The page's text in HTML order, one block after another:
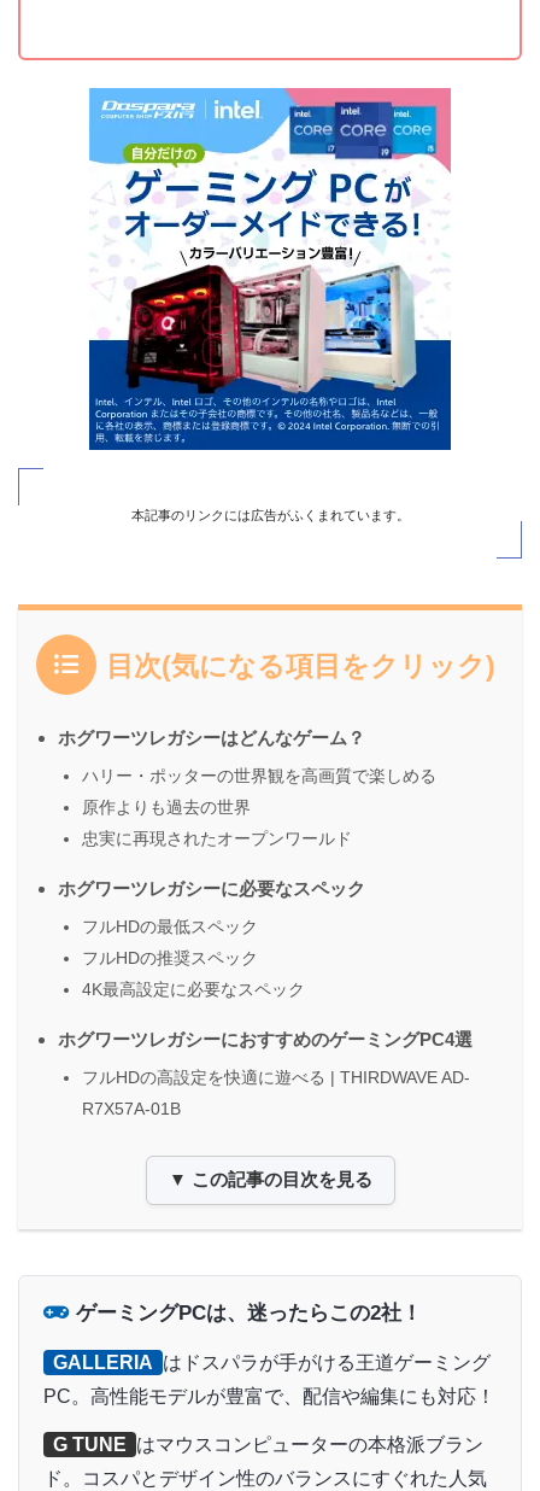
本記事のリンクには広告がふくまれています。
目次(気になる項目をクリック)
ホグワーツレガシーはどんなゲーム？
ハリー・ポッターの世界観を高画質で楽しめる
原作よりも過去の世界
忠実に再現されたオープンワールド
ホグワーツレガシーに必要なスペック
フルHDの最低スペック
フルHDの推奨スペック
4K最高設定に必要なスペック
ホグワーツレガシーにおすすめのゲーミングPC4選
フルHDの高設定を快適に遊べる | THIRDWAVE AD-
R7X57A-01B
▼ この記事の目次を見る
ゲーミングPCは、迷ったらこの2社！
GALLERIA はドスパラが手がける王道ゲーミング
PC。高性能モデルが豊富で、配信や編集にも対応！
G TUNE はマウスコンピューターの本格派ブラン
ド。コスパとデザイン性のバランスにすぐれた人気